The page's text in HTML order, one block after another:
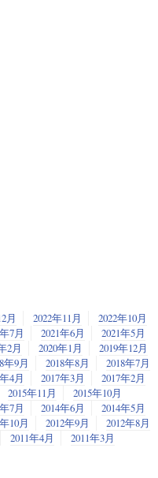
月 2022年11月
2022年10月
7月 2021年6月
2021年5月
2月 2020年1月
2019年12月
年9月 2018年8月
2018年7月
4月 2017年3月
2017年2月
2015年11月
2015年10月
7月 2014年6月
2014年5月
10月 2012年9月
2012年8月
2011年4月 2011年3月